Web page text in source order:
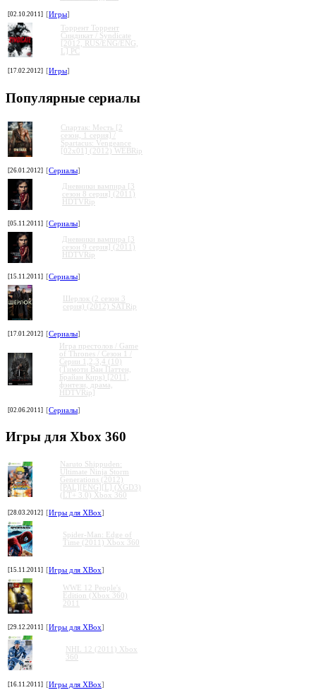
[02.10.2011] [Игры]
Торрент Торрент
Cиндикат / Syndicate
[2012, RUS/ENG/ENG,
L] PC
[17.02.2012] [Игры]
Популярные сериалы
Спартак: Месть [2
сезон, 1 серия] /
Spartacus: Vengeance
[02x01] (2012) WEBRip
[26.01.2012] [Сериалы]
Дневники вампира [3
сезон 8 серия] (2011)
HDTVRip
[05.11.2011] [Сериалы]
Дневники вампира [3
сезон 9 серия] (2011)
HDTVRip
[15.11.2011] [Сериалы]
Шерлок (2 сезон 3
серия) (2012) SATRip
[17.01.2012] [Сериалы]
Игра престолов / Game
of Thrones / Сезон 1 /
Серии 1,2,3,4 (10)
(Тимоти Ван Паттен,
Брайан Кирк) [2011,
фэнтези, драма,
HDTVRip]
[02.06.2011] [Сериалы]
Игры для Xbox 360
Naruto Shippuden:
Ultimate Ninja Storm
Generations (2012)
[PAL][ENG][L] (XGD3)
(LT+ 3.0) Xbox 360
[28.03.2012] [Игры для XBox]
Spider-Man: Edge of
Time (2011) Xbox 360
[15.11.2011] [Игры для XBox]
WWE 12 People's
Edition (Xbox 360)
2011
[29.12.2011] [Игры для XBox]
NHL 12 (2011) Xbox
360
[16.11.2011] [Игры для XBox]